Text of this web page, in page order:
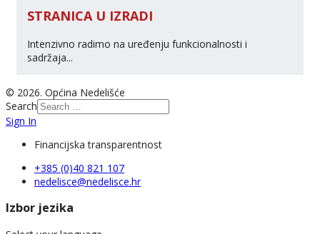
STRANICA U IZRADI
Intenzivno radimo na uređenju funkcionalnosti i
sadržaja...
© 2026. Općina Nedelišće
Search
Sign In
Financijska transparentnost
+385 (0)40 821 107
nedelisce@nedelisce.hr
Izbor jezika